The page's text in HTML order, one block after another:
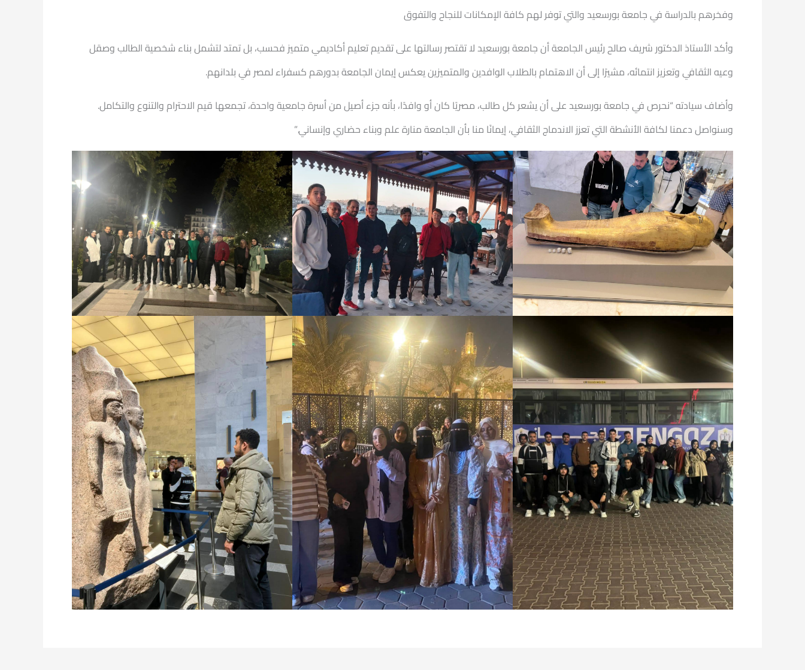
وفخرهم بالدراسة في جامعة بورسعيد والتي توفر لهم كافة الإمكانات للنجاح والتفوق
وأكد الأستاذ الدكتور شريف صالح رئيس الجامعة أن جامعة بورسعيد لا تقتصر رسالتها على تقديم تعليم أكاديمي متميز فحسب، بل تمتد لتشمل بناء شخصية الطالب وصقل
وعيه الثقافي وتعزيز انتمائه، مشيرًا إلى أن الاهتمام بالطلاب الوافدين والمتميزين يعكس إيمان الجامعة بدورهم كسفراء لمصر في بلدانهم.
وأضاف سيادته “نحرص في جامعة بورسعيد على أن يشعر كل طالب، مصريًا كان أو وافدًا، بأنه جزء أصيل من أسرة جامعية واحدة، تجمعها قيم الاحترام والتنوع والتكامل.
وسنواصل دعمنا لكافة الأنشطة التي تعزز الاندماج الثقافي، إيمانًا منا بأن الجامعة منارة علم وبناء حضاري وإنساني.”